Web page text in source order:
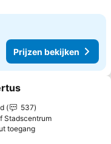
Prijzen bekijken
aan favorieten
537
Stadscentrum
toegang